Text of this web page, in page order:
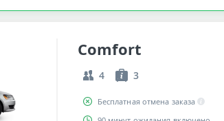
Comfort
4 3
Бесплатная отмена заказа